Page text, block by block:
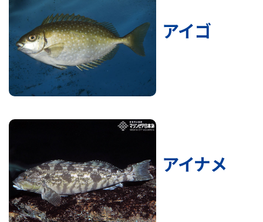
アイゴ
アイナメ